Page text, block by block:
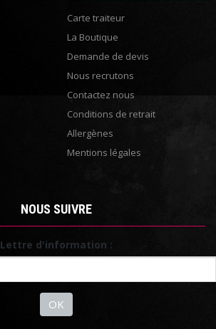
Carte traiteur
La Boutique
Demande de devis
Nous recrutons
Contactez nous
Conditions de retrait
Allergènes
Mentions légales
NOUS SUIVRE
Lettre d'information :
OK